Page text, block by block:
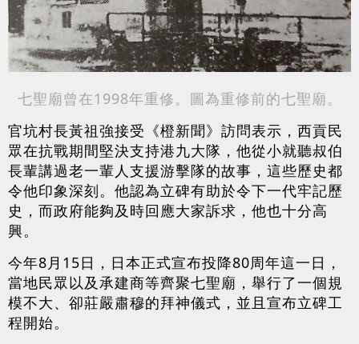
七聖廟曾在1998年重修。圖為重修前的七聖廟。
官坑村長黃祖強接受《橙新聞》訪問表示，西貢民
眾在抗戰期間堅決支持港九大隊，他從小就聽叔伯
長輩講過老一輩人支援游擊隊的故事，這些歷史都
令他印象深刻。他認為立碑有助於令下一代牢記歷
史，而政府能夠及時回應大家訴求，他也十分高
興。
今年8月15日，日本正式宣布投降80周年這一日，
當地民眾以及承建商等齊聚七聖廟，舉行了一個規
模不大、卻莊嚴肅穆的拜神儀式，並且宣布立碑工
程開始。